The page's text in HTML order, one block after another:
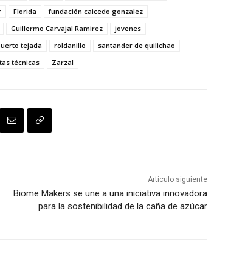
Florida
fundación caicedo gonzalez
Guillermo Carvajal Ramirez
jovenes
tejada roldanillo
santander de quilichao
técnicas Zarzal
Artículo siguiente
Biome Makers se une a una iniciativa innovadora
para la sostenibilidad de la caña de azúcar